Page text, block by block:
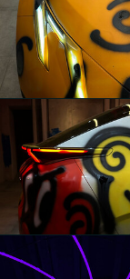
Galerie Zippenfenig
presenta Vienna Vibes
Isabella Erika
Schmalzbauer
Lynk & Co presenta
"LYNES MILAN"
Isabella Erika
Schmalzbauer